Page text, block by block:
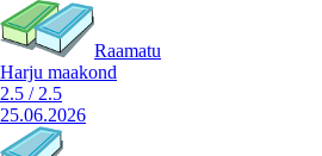
Raamatu
Harju maakond
2.5 / 2.5
25.06.2026